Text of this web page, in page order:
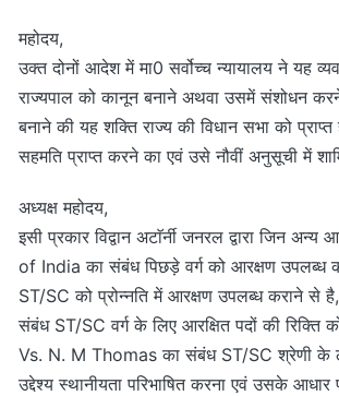
महोदय,
उक्त दोनों आदेश में मा0 सर्वोच्च न्यायालय ने यह
राज्यपाल को कानून बनाने अथवा उसमें संशोधन
बनाने की यह शक्ति राज्य की विधान सभा को
सहमति प्राप्त करने का एवं उसे नौवीं अनुसूची में
अध्यक्ष महोदय,
इसी प्रकार विद्वान अटाॅर्नी जनरल द्वारा
of India का संबंध पिछड़े वर्ग को आरक्षण उपलब्ध
ST/SC को प्रोन्नति में आरक्षण उपलब्ध कराने से
संबंध ST/SC वर्ग के लिए आरक्षित पदों की
Vs. N. M Thomas का संबंध ST/SC श्रेणी के
उद्देश्य स्थानीयता परिभाषित करना एवं उसके